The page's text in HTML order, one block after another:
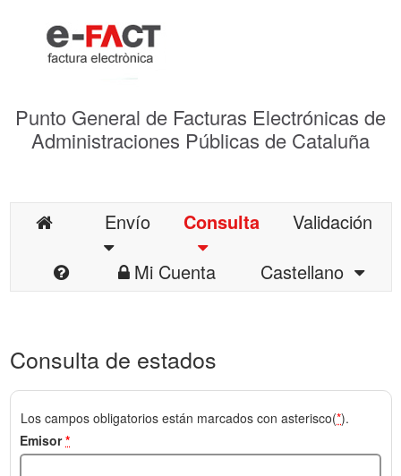
Punto General de Facturas Electrónicas de
Administraciones Públicas de Cataluña
Envío Consulta
Validación
Mi Cuenta
Castellano
Consulta de estados
Los campos obligatorios están marcados con asterisco(*).
Emisor*